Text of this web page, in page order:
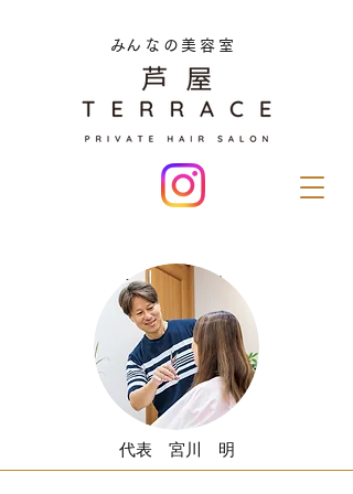
​みんなの美容室
スタッフ紹介
代表 宮川 明